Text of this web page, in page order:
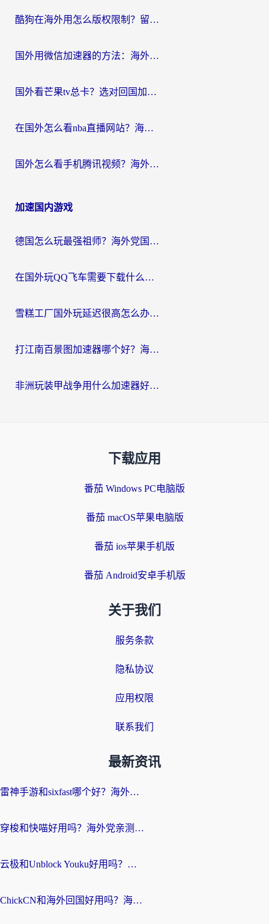
酷狗在海外用怎么版权限制？留学生亲测：3步解决听国内音乐难题
国外用微信加速器的方法：海外党无缝连接国内生活的实用指南
国外看芒果tv总卡？选对回国加速器，轻松追《浪姐》不费劲
在国外怎么看nba直播网站？海外党专属体育观赛指南，告别地区限制！
国外怎么看手机腾讯视频？海外党亲测有效的追剧加速器选择指南
加速国内游戏
德国怎么玩最强祖师？海外党国服游戏加速器选择全攻略（附宝可梦Online实测）
在国外玩QQ飞车需要下载什么加速器呢？海外党亲测有效的国服游戏加速指南
雪糕工厂国外玩延迟很高怎么办？海外玩家国服游戏加速终极攻略（附实测推荐）
打江南百景图加速器哪个好？海外党踩坑N次后，终于找到不卡的秘诀
非洲玩装甲战争用什么加速器好？海外党亲测有效的国服游戏加速方案
下载应用
番茄 Windows PC电脑版
番茄 macOS苹果电脑版
番茄 ios苹果手机版
番茄 Android安卓手机版
关于我们
服务条款
隐私协议
应用权限
联系我们
最新资讯
雷神手游和sixfast哪个好？海外党亲测3款回国加速器，教你选对不踩坑
穿梭和快喵好用吗？海外党亲测：小众加速器对比+番茄加速器深度体验
云极和Unblock Youku好用吗？海外党亲测+2026回国加速器避坑指南
ChickCN和海外回国好用吗？海外党2026亲测：从手游到影音，选对加速器的3个关键